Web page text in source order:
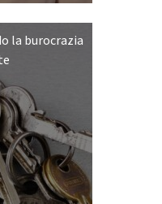
la burocrazia